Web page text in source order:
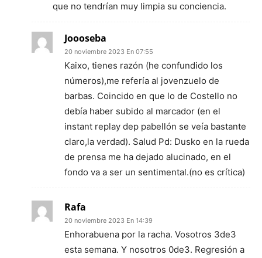
que no tendrían muy limpia su conciencia.
Joooseba
20 noviembre 2023 En 07:55
Kaixo, tienes razón (he confundido los
números),me refería al jovenzuelo de
barbas. Coincido en que lo de Costello no
debía haber subido al marcador (en el
instant replay dep pabellón se veía bastante
claro,la verdad). Salud Pd: Dusko en la rueda
de prensa me ha dejado alucinado, en el
fondo va a ser un sentimental.(no es crítica)
Rafa
20 noviembre 2023 En 14:39
Enhorabuena por la racha. Vosotros 3de3
esta semana. Y nosotros 0de3. Regresión a